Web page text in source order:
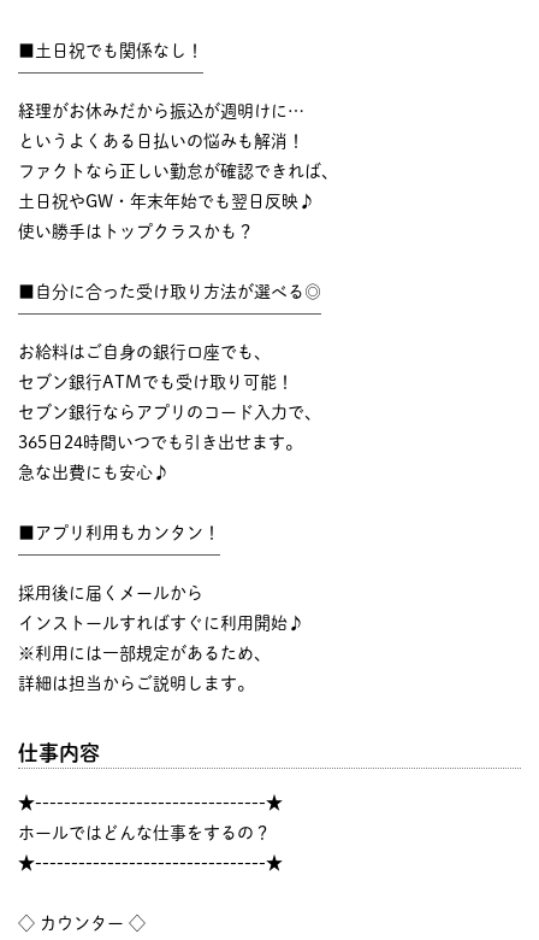
■土日祝でも関係なし！
経理がお休みだから振込が週明けに…
というよくある日払いの悩みも解消！
ファクトなら正しい勤怠が確認できれば、
土日祝やGW・年末年始でも翌日反映♪
使い勝手はトップクラスかも？
■自分に合った受け取り方法が選べる◎
お給料はご自身の銀行口座でも、
セブン銀行ATMでも受け取り可能！
セブン銀行ならアプリのコード入力で、
365日24時間いつでも引き出せます。
急な出費にも安心♪
■アプリ利用もカンタン！
採用後に届くメールから
インストールすればすぐに利用開始♪
※利用には一部規定があるため、
詳細は担当からご説明します。
仕事内容
★--------------------------------★
ホールではどんな仕事をするの？
★--------------------------------★
◇ カウンター ◇